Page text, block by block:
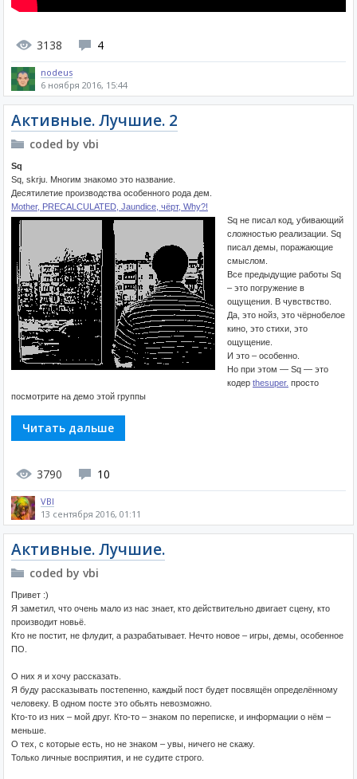
3138 4
nodeus
6 ноября 2016, 15:44
Активные. Лучшие. 2
coded by vbi
Sq
Sq, skrju. Многим знакомо это название.
Десятилетие производства особенного рода дем.
Mother, PRECALCULATED, Jaundice, чёрт, Why?!
Sq не писал код, убивающий
сложностью реализации. Sq
писал демы, поражающие
смыслом.
Все предыдущие работы Sq
– это погружение в
ощущения. В чувствство.
Да, это нойз, это чёрнобелое
кино, это стихи, это
ощущение.
И это – особенно.
Но при этом — Sq — это
кодер thesuper. просто
посмотрите на демо этой группы
Читать дальше
3790 10
VBI
13 сентября 2016, 01:11
Активные. Лучшие.
coded by vbi
Привет :)
Я заметил, что очень мало из нас знает, кто действительно двигает сцену, кто
производит новьё.
Кто не постит, не флудит, а разрабатывает. Нечто новое – игры, демы, особенное
ПО.
О них я и хочу рассказать.
Я буду рассказывать постепенно, каждый пост будет посвящён определённому
человеку. В одном посте это обьять невозможно.
Кто-то из них – мой друг. Кто-то – знаком по переписке, и информации о нём –
меньше.
О тех, с которые есть, но не знаком – увы, ничего не скажу.
Только личные восприятия, и не судите строго.